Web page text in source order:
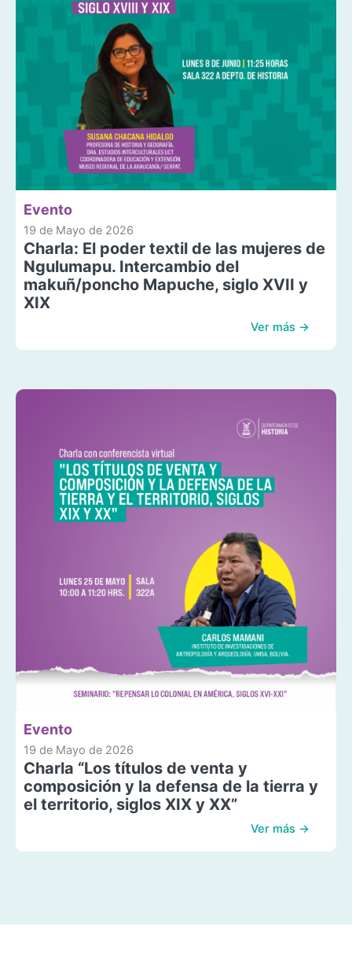
Evento
19 de Mayo de 2026
Charla: El poder textil de las mujeres de
Ngulumapu. Intercambio del
makuñ/poncho Mapuche, siglo XVII y
XIX
Ver más →
Evento
19 de Mayo de 2026
Charla “Los títulos de venta y
composición y la defensa de la tierra y
el territorio, siglos XIX y XX”
Ver más →